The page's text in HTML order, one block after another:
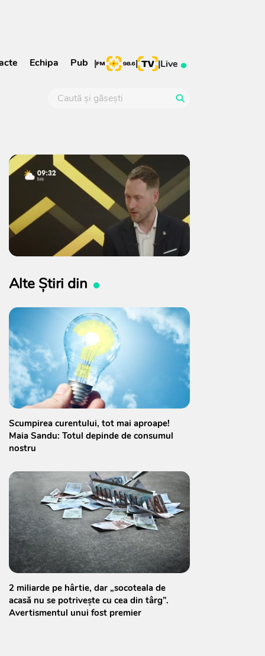
Echipa Pub | | |Live
Alte Știri din
Scumpirea curentului, tot mai aproape!
Maia Sandu: Totul depinde de consumul
nostru
2 miliarde pe hârtie, dar „socoteala de
acasă nu se potrivește cu cea din târg”.
Avertismentul unui fost premier